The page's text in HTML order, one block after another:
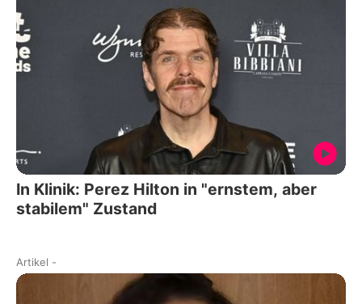
In Klinik: Perez Hilton in "ernstem, aber
stabilem" Zustand
Artikel -